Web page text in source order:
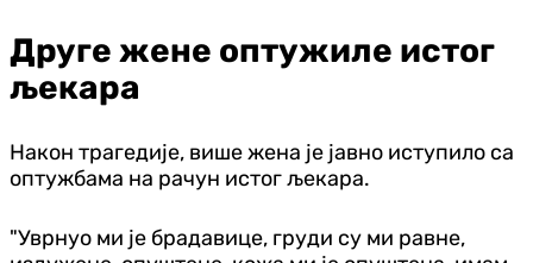
Друге жене оптужиле истог
љекара
Након трагедије, више жена је јавно иступило са
оптужбама на рачун истог љекара.
"Уврнуо ми је брадавице, груди су ми равне,